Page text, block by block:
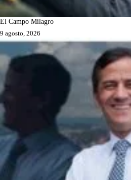
El Campo Milagro
9 agosto, 2026